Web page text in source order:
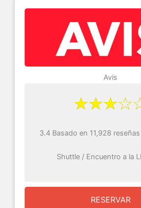
Avis
3.4 Basado en 11,928
Shuttle / Encuentro a la
RESERVAR